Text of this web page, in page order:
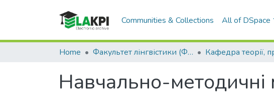
Communities & Collections All of DSpace
Home Факультет лінгвістики (ФЛ)
Навчально-